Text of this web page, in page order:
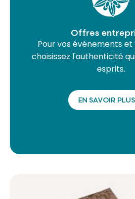
Offres
Pour vos événements et
choisissez l'authenticité
esprits.
EN SAVOIR PLUS